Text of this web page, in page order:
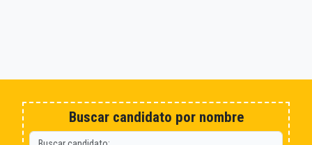
Buscar candidato por nombre